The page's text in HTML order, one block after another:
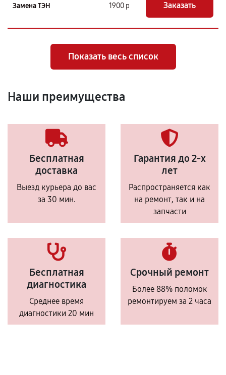
Замена ТЭН 1900 р Заказать
Показать весь список
Наши преимущества
Бесплатная
доставка
Выезд курьера до вас
за 30 мин.
Гарантия до 2-х
лет
Распространяется как
на ремонт, так и на
запчасти
Бесплатная
диагностика
Среднее время
диагностики 20 мин
Срочный ремонт
Более 88% поломок
ремонтируем за 2 часа